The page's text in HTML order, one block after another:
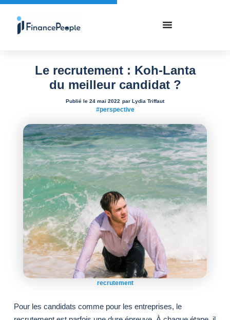
Le recrutement : Koh-Lanta
du meilleur candidat ?
Publié le 24 mai 2022 par Lydia Triffaut
#perspective
recrutement
Pour les candidats comme pour les entreprises, le